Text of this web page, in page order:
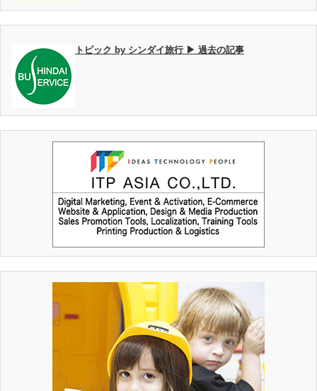
トピック by シンダイ旅行 ▶ 過去の記事